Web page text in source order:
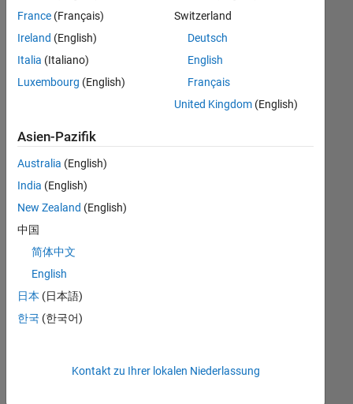
weiter
fassen
oder
alle
Stellenangebote
anzeigen .
noch
keine
offenen
Stellen
können,
die
Ihren
entsprechen,
werden
unseres
France (Français)
Ireland (English)
Italia (Italiano)
Luxembourg (English)
Switzerland
Deutsch
English
Français
United Kingdom(English)
Asien-Pazifik
Australia (English)
India (English)
New Zealand (English)
中国
简体中文
English
日本 (日本語)
한국 (한국어)
Kontakt zu Ihrer lokalen Niederlassung